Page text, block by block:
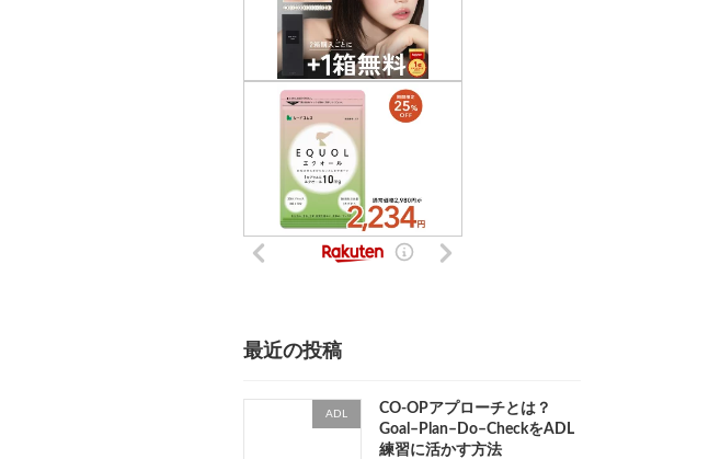
最近の投稿
ADL
CO-OPアプローチとは？
Goal–Plan–Do–CheckをADL
練習に活かす方法